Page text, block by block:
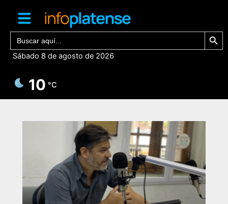
contenido
Buscar: Botón de
Sábado 8 de agosto de 2026
10 °C